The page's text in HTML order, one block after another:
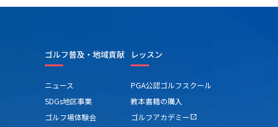
ゴルフ普及・地域貢献
ニュース
SDGs地区事業
ゴルフ場体験会
レッスン
PGA公認ゴルフスクール
教本書籍の購入
ゴルフアカデミー open_in_new